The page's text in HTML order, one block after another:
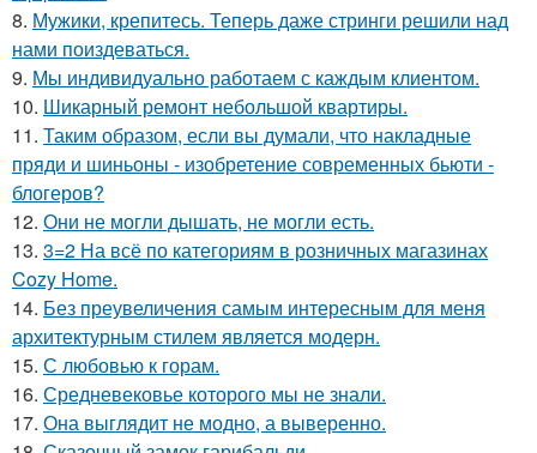
8. Мужики, крепитесь. Теперь даже стринги решили над
нами поиздеваться.
9. Мы индивидуально работаем с каждым клиентом.
10. Шикарный ремонт небольшой квартиры.
11. Таким образом, если вы думали, что накладные
пряди и шиньоны - изобретение современных бьюти -
блогеров?
12. Они не могли дышать, не могли есть.
13. 3=2 На всё по категориям в розничных магазинах
Cozy Home.
14. Без преувеличения самым интересным для меня
архитектурным стилем является модерн.
15. С любовью к горам.
16. Средневековье которого мы не знали.
17. Она выглядит не модно, а выверенно.